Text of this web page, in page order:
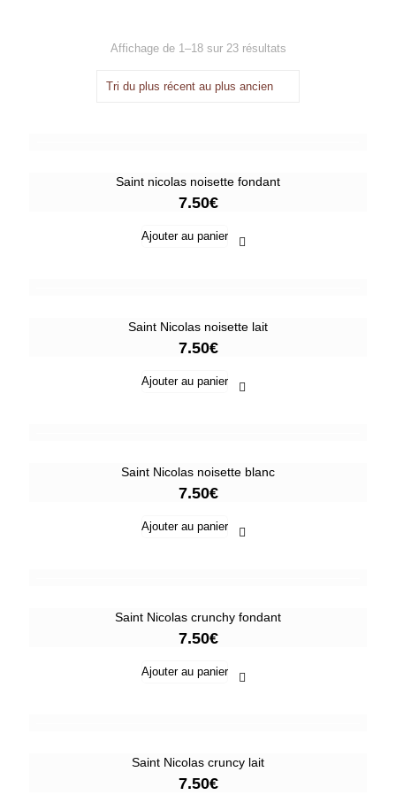
Affichage de 1–18 sur 23 résultatsTrié
Saint nicolas noisette fondant
7.50€
Ajouter au panier
Saint Nicolas noisette lait
7.50€
Ajouter au panier
Saint Nicolas noisette blanc
7.50€
Ajouter au panier
Saint Nicolas crunchy fondant
7.50€
Ajouter au panier
Saint Nicolas cruncy lait
7.50€